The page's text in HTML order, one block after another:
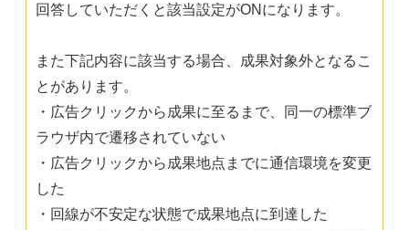
回答していただくと該当設定がONになります。
また下記内容に該当する場合、成果対象外となるこ
とがあります。
・広告クリックから成果に至るまで、同一の標準ブ
ラウザ内で遷移されていない
・広告クリックから成果地点までに通信環境を変更
した
・回線が不安定な状態で成果地点に到達した